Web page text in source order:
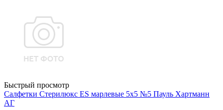
Быстрый просмотр
Салфетки Стерилюкс ES марлевые 5х5 №5 Пауль Хартманн
AГ